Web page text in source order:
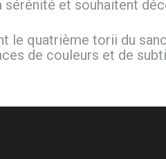
et souhaitent
quatrième torii du
de couleurs et de